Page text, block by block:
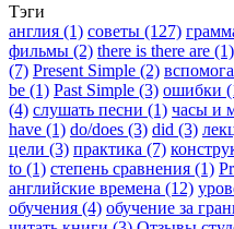
Тэги
англия (1) советы (127)
фильмы (2) there is there are (1)
(7) Present Simple (2)
be (1) Past Simple (3) ошибки
(4) слушать песни (1) часы и
have (1) do/does (3) did (3)
цели (3) практика (7)
to (1) степень сравнения (1)
английские времена (12)
обучения (4) обучение за